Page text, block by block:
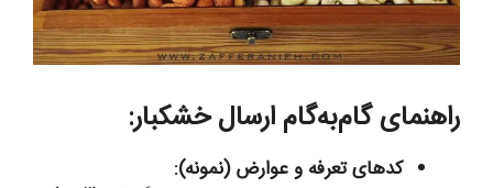
راهنمای گام‌به‌گام ارسال خشکبار:
کدهای تعرفه و عوارض (نمونه):